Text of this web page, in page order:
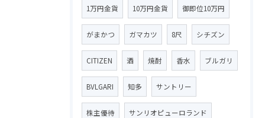
1万円金貨 10万円金貨 御即位10万円
がまかつ ガマカツ 8尺 シチズン
CITIZEN 酒 焼酎 香水 ブルガリ
BVLGARI 知多 サントリー
株主優待 サンリオピューロランド